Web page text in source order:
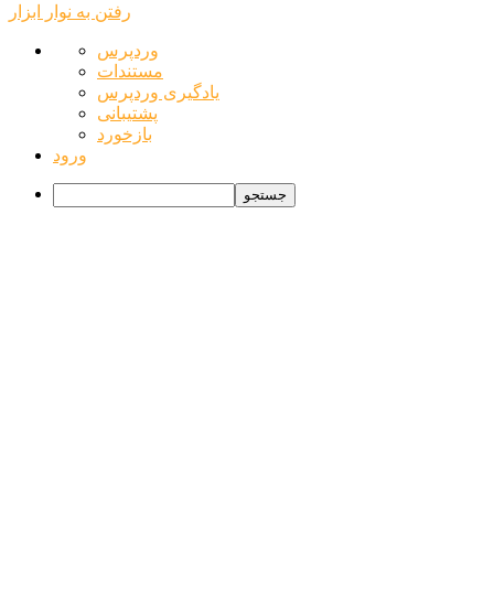
رفتن به نوار ابزار
درباره
وردپرس
وردپرس
مستندات
یادگیری وردپرس
پشتیبانی
بازخورد
ورود
جستجو